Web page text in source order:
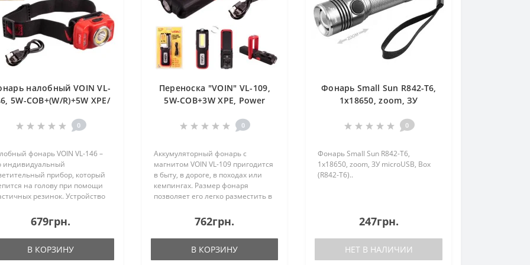
налобный VOIN VL-
5W-COB+(W/R)+5W XPE/
наклона/сенсор (VL-146)
0
фонарь VOIN VL-146 –
индивидуальный
прибор, который
на голову при помощи
резинок. Устройство
использования,
подойдёт для той
пользователей, ..
679грн.
В КОРЗИНУ
Переноска "VOIN" VL-109,
5W-COB+3W XPE, Power
заряда (VL-109)
0
Аккумуляторный фонарь с
магнитом VOIN VL-109 пригодится
в быту, в дороге, в походах или
кемпингах. Размер фонаря
позволяет его легко разместить в
бардачке автомобиля. Наличие
мощного магнита позволяет
прикрепить фонарь к..
762грн.
В КОРЗИНУ
Фонарь Small Sun R842-T6,
1х18650, zoom, ЗУ
0
Фонарь Small Sun R842-T6,
1х18650, zoom, ЗУ microUSB, Box
(R842-T6)..
247грн.
НЕТ В НАЛИЧИИ